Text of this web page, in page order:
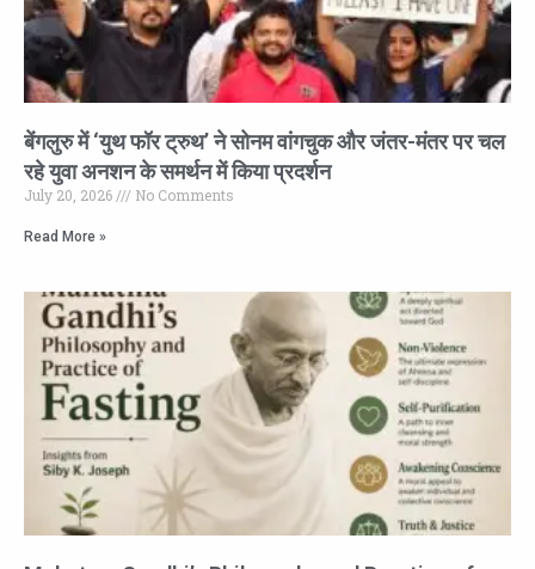
बेंगलुरु में ‘युथ फॉर ट्रुथ’ ने सोनम वांगचुक और जंतर-मंतर पर चल
रहे युवा अनशन के समर्थन में किया प्रदर्शन
July 20, 2026 No Comments
Read More »